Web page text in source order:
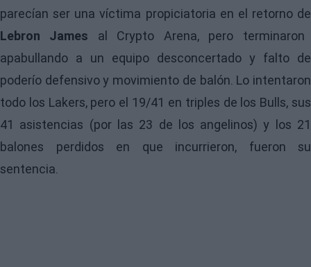
parecían ser una víctima propiciatoria en el retorno de
Lebron James al Crypto Arena, pero terminaron
apabullando a un equipo desconcertado y falto de
poderío defensivo y movimiento de balón. Lo intentaron
todo los Lakers, pero el 19/41 en triples de los Bulls, sus
41 asistencias (por las 23 de los angelinos) y los 21
balones perdidos en que incurrieron, fueron su
sentencia.